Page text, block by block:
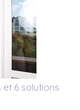
6 solutions